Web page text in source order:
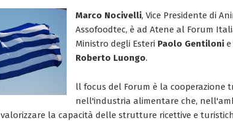
Marco Nocivelli, Vice Presidente di
Assofoodtec, è ad Atene al Forum
Ministro degli Esteri Paolo Gentiloni
Roberto Luongo.
ll focus del Forum è la cooperazione
nell'industria alimentare che,
la capacità delle strutture ricettive e